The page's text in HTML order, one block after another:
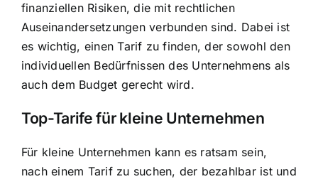
finanziellen Risiken, die mit rechtlichen
Auseinandersetzungen verbunden sind. Dabei ist
es wichtig, einen Tarif zu finden, der sowohl den
individuellen Bedürfnissen des Unternehmens als
auch dem Budget gerecht wird.
Top-Tarife für kleine Unternehmen
Für kleine Unternehmen kann es ratsam sein,
nach einem Tarif zu suchen, der bezahlbar ist und